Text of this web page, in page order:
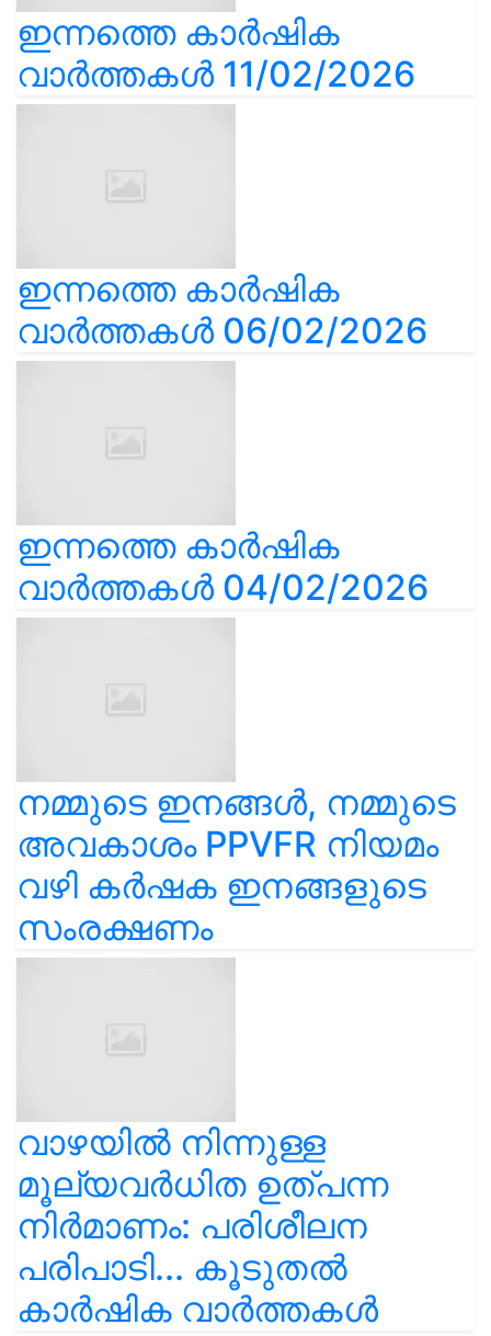
ഇന്നത്തെ കാർഷിക
വാർത്തകൾ 11/02/2026
ഇന്നത്തെ കാർഷിക
വാർത്തകൾ 06/02/2026
ഇന്നത്തെ കാർഷിക
വാർത്തകൾ 04/02/2026
നമ്മുടെ ഇനങ്ങൾ, നമ്മുടെ
അവകാശം PPVFR നിയമം
വഴി കർഷക ഇനങ്ങളുടെ
സംരക്ഷണം
വാഴയിൽ നിന്നുള്ള
മൂല്യവർധിത ഉത്പന്ന
നിർമാണം: പരിശീലന
പരിപാടി... കൂടുതൽ
കാർഷിക വാർത്തകൾ